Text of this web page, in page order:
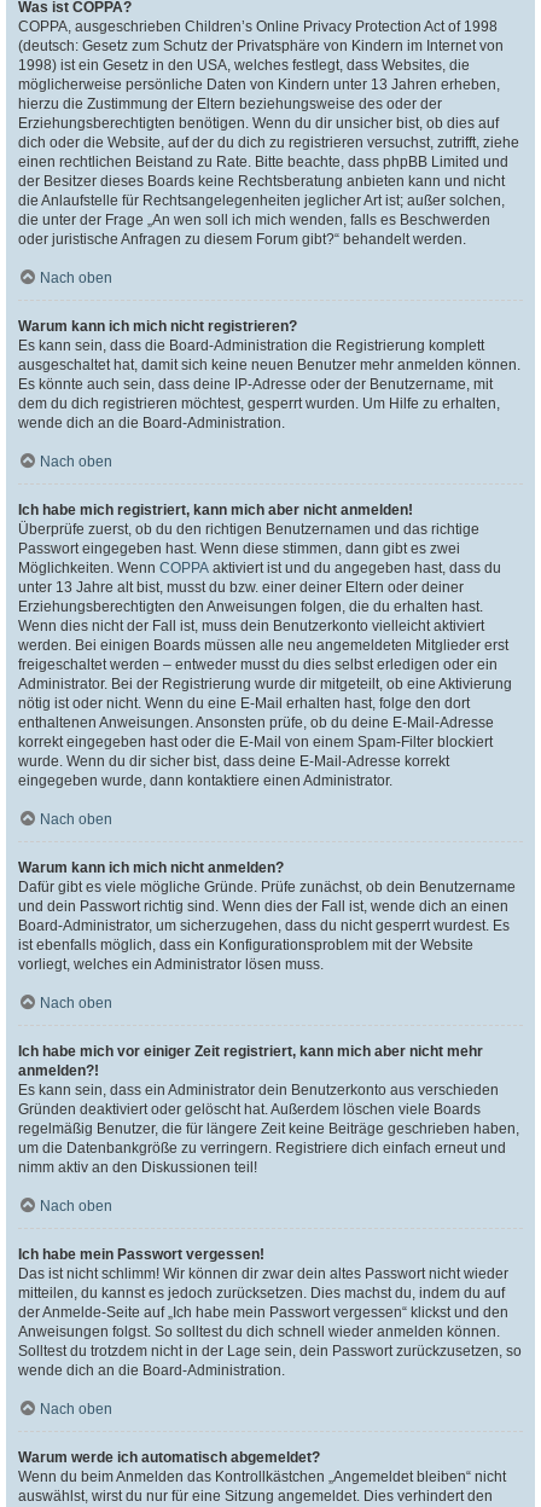
Was ist COPPA?
COPPA, ausgeschrieben Children’s Online Privacy Protection Act of 1998
(deutsch: Gesetz zum Schutz der Privatsphäre von Kindern im Internet von
1998) ist ein Gesetz in den USA, welches festlegt, dass Websites, die
möglicherweise persönliche Daten von Kindern unter 13 Jahren erheben,
hierzu die Zustimmung der Eltern beziehungsweise des oder der
Erziehungsberechtigten benötigen. Wenn du dir unsicher bist, ob dies auf
dich oder die Website, auf der du dich zu registrieren versuchst, zutrifft, ziehe
einen rechtlichen Beistand zu Rate. Bitte beachte, dass phpBB Limited und
der Besitzer dieses Boards keine Rechtsberatung anbieten kann und nicht
die Anlaufstelle für Rechtsangelegenheiten jeglicher Art ist; außer solchen,
die unter der Frage „An wen soll ich mich wenden, falls es Beschwerden
oder juristische Anfragen zu diesem Forum gibt?“ behandelt werden.
Nach oben
Warum kann ich mich nicht registrieren?
Es kann sein, dass die Board-Administration die Registrierung komplett
ausgeschaltet hat, damit sich keine neuen Benutzer mehr anmelden können.
Es könnte auch sein, dass deine IP-Adresse oder der Benutzername, mit
dem du dich registrieren möchtest, gesperrt wurden. Um Hilfe zu erhalten,
wende dich an die Board-Administration.
Nach oben
Ich habe mich registriert, kann mich aber nicht anmelden!
Überprüfe zuerst, ob du den richtigen Benutzernamen und das richtige
Passwort eingegeben hast. Wenn diese stimmen, dann gibt es zwei
Möglichkeiten. Wenn COPPA aktiviert ist und du angegeben hast, dass du
unter 13 Jahre alt bist, musst du bzw. einer deiner Eltern oder deiner
Erziehungsberechtigten den Anweisungen folgen, die du erhalten hast.
Wenn dies nicht der Fall ist, muss dein Benutzerkonto vielleicht aktiviert
werden. Bei einigen Boards müssen alle neu angemeldeten Mitglieder erst
freigeschaltet werden – entweder musst du dies selbst erledigen oder ein
Administrator. Bei der Registrierung wurde dir mitgeteilt, ob eine Aktivierung
nötig ist oder nicht. Wenn du eine E-Mail erhalten hast, folge den dort
enthaltenen Anweisungen. Ansonsten prüfe, ob du deine E-Mail-Adresse
korrekt eingegeben hast oder die E-Mail von einem Spam-Filter blockiert
wurde. Wenn du dir sicher bist, dass deine E-Mail-Adresse korrekt
eingegeben wurde, dann kontaktiere einen Administrator.
Nach oben
Warum kann ich mich nicht anmelden?
Dafür gibt es viele mögliche Gründe. Prüfe zunächst, ob dein Benutzername
und dein Passwort richtig sind. Wenn dies der Fall ist, wende dich an einen
Board-Administrator, um sicherzugehen, dass du nicht gesperrt wurdest. Es
ist ebenfalls möglich, dass ein Konfigurationsproblem mit der Website
vorliegt, welches ein Administrator lösen muss.
Nach oben
Ich habe mich vor einiger Zeit registriert, kann mich aber nicht mehr
anmelden?!
Es kann sein, dass ein Administrator dein Benutzerkonto aus verschieden
Gründen deaktiviert oder gelöscht hat. Außerdem löschen viele Boards
regelmäßig Benutzer, die für längere Zeit keine Beiträge geschrieben haben,
um die Datenbankgröße zu verringern. Registriere dich einfach erneut und
nimm aktiv an den Diskussionen teil!
Nach oben
Ich habe mein Passwort vergessen!
Das ist nicht schlimm! Wir können dir zwar dein altes Passwort nicht wieder
mitteilen, du kannst es jedoch zurücksetzen. Dies machst du, indem du auf
der Anmelde-Seite auf „Ich habe mein Passwort vergessen“ klickst und den
Anweisungen folgst. So solltest du dich schnell wieder anmelden können.
Solltest du trotzdem nicht in der Lage sein, dein Passwort zurückzusetzen, so
wende dich an die Board-Administration.
Nach oben
Warum werde ich automatisch abgemeldet?
Wenn du beim Anmelden das Kontrollkästchen „Angemeldet bleiben“ nicht
auswählst, wirst du nur für eine Sitzung angemeldet. Dies verhindert den